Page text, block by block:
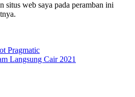
situs web saya pada peramban ini
Pragmatic
Langsung Cair 2021